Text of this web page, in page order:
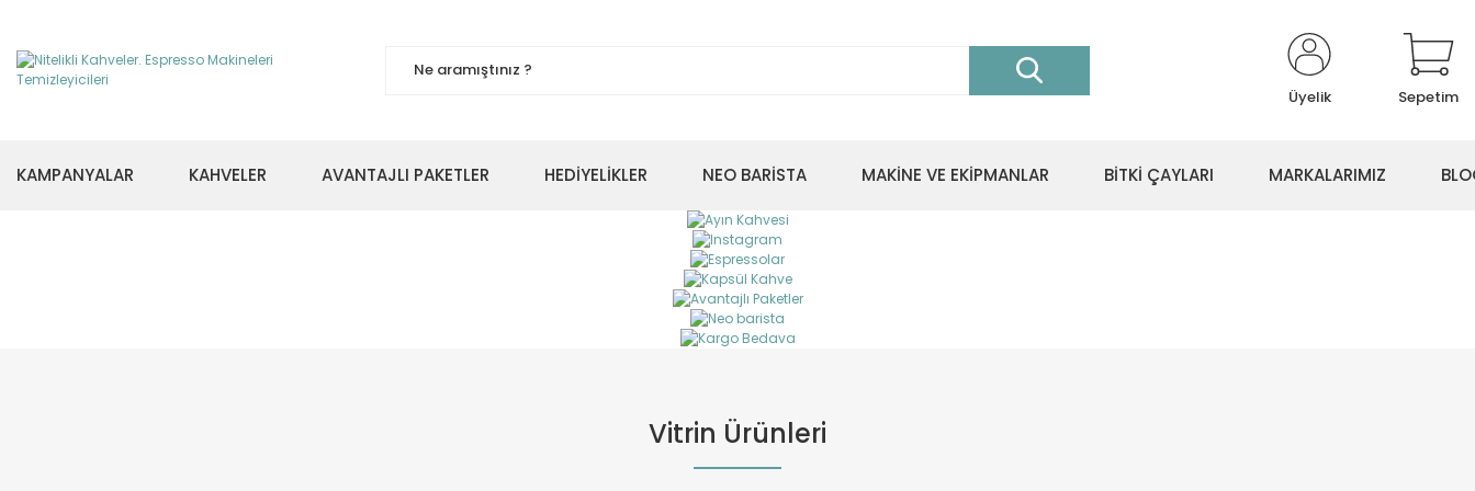
Üyelik Sepetim
KAMPANYALAR KAHVELER AVANTAJLI PAKETLER HEDİYELİKLER NEO BARİSTA MAKİNE VE EKİPMANLAR BİTKİ ÇAYLARI MARKALARIMIZ
Vitrin Ürünleri